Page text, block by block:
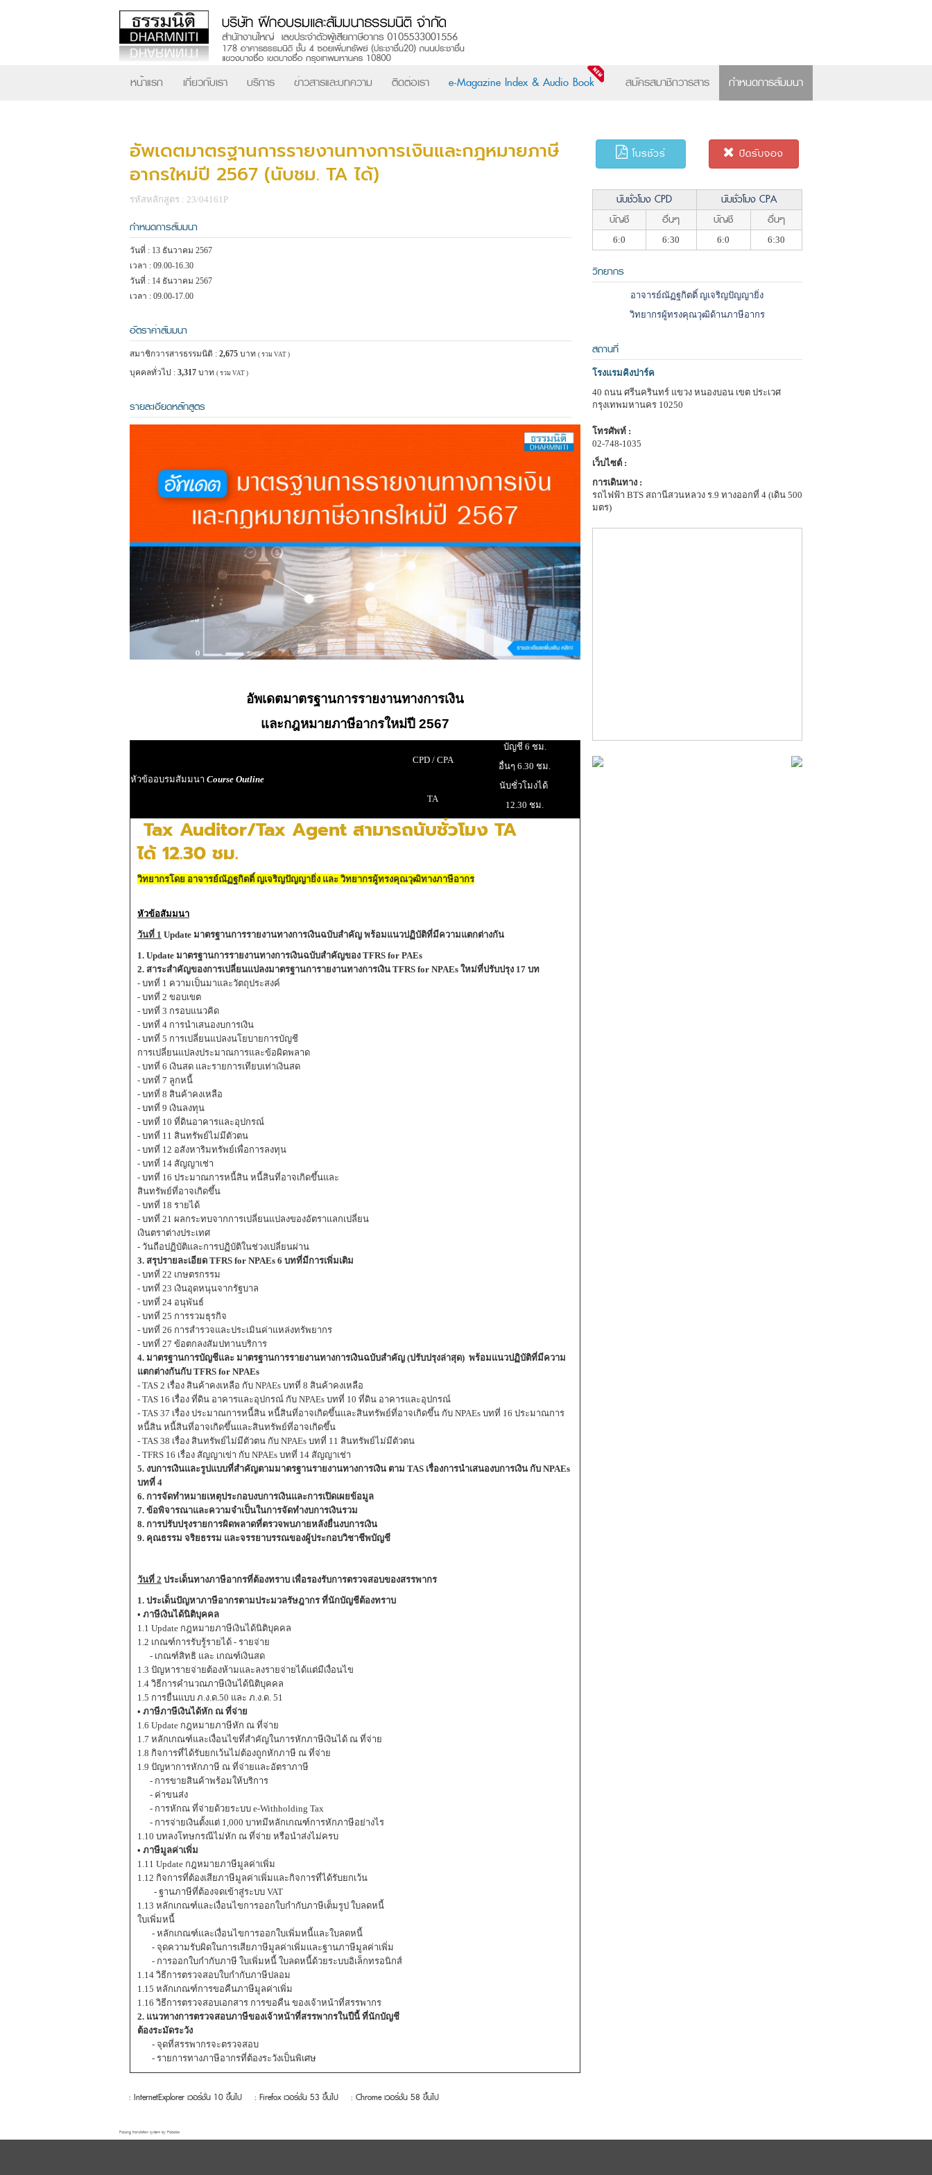
หน้าแรก เกี่ยวกับเรา บริการ ข่าวสารและบทความ ติดต่อเรา e-Magazine Index & Audio Book สมัครสมาชิกวารสาร กำหนดการสัมมนา
อัพเดตมาตรฐานการรายงานทางการเงินและกฎหมายภาษี
อากรใหม่ปี 2567 (นับชม. TA ได้)
รหัสหลักสูตร : 23/04161P
กำหนดการสัมมนา
วันที่ : 13 ธันวาคม 2567
เวลา : 09.00-16.30
วันที่ : 14 ธันวาคม 2567
เวลา : 09.00-17.00
อัตราค่าสัมมนา
สมาชิกวารสารธรรมนิติ : 2,675 บาท ( รวม VAT )
บุคคลทั่วไป : 3,317 บาท ( รวม VAT )
รายละเอียดหลักสูตร
อัพเดตมาตรฐานการรายงานทางการเงิน
และกฎหมายภาษีอากรใหม่ปี 2567
หัวข้ออบรมสัมมนา Course Outline
CPD / CPA
บัญชี 6 ชม.
อื่นๆ 6.30 ชม.
TA
นับชั่วโมงได้
12.30 ชม.
Tax Auditor/Tax Agent สามารถนับชั่วโมง TA
ได้ 12.30 ชม.
วิทยากรโดย อาจารย์ณัฏฐกิตติ์ ญเจริญปัญญายิ่ง และ วิทยากรผู้ทรงคุณวุฒิทางภาษีอากร
หัวข้อสัมมนา
วันที่ 1 Update มาตรฐานการรายงานทางการเงินฉบับสำคัญ พร้อมแนวปฏิบัติที่มีความแตกต่างกัน
1. Update มาตรฐานการรายงานทางการเงินฉบับสำคัญของ TFRS for PAEs
2. สาระสำคัญของการเปลี่ยนแปลงมาตรฐานการายงานทางการเงิน TFRS for NPAEs ใหม่ที่ปรับปรุง 17 บท
- บทที่ 1 ความเป็นมาและวัตถุประสงค์
- บทที่ 2 ขอบเขต
- บทที่ 3 กรอบแนวคิด
- บทที่ 4 การนำเสนองบการเงิน
- บทที่ 5 การเปลี่ยนแปลงนโยบายการบัญชี
การเปลี่ยนแปลงประมาณการและข้อผิดพลาด
- บทที่ 6 เงินสด และรายการเทียบเท่าเงินสด
- บทที่ 7 ลูกหนี้
- บทที่ 8 สินค้าคงเหลือ
- บทที่ 9 เงินลงทุน
- บทที่ 10 ที่ดินอาคารและอุปกรณ์
- บทที่ 11 สินทรัพย์ไม่มีตัวตน
- บทที่ 12 อสังหาริมทรัพย์เพื่อการลงทุน
- บทที่ 14 สัญญาเช่า
- บทที่ 16 ประมาณการหนี้สิน หนี้สินที่อาจเกิดขึ้นและ
สินทรัพย์ที่อาจเกิดขึ้น
- บทที่ 18 รายได้
- บทที่ 21 ผลกระทบจากการเปลี่ยนแปลงของอัตราแลกเปลี่ยน
เงินตราต่างประเทศ
- วันถือปฏิบัติและการปฏิบัติในช่วงเปลี่ยนผ่าน
3. สรุปรายละเอียด TFRS for NPAEs 6 บทที่มีการเพิ่มเติม
- บทที่ 22 เกษตรกรรม
- บทที่ 23 เงินอุดหนุนจากรัฐบาล
- บทที่ 24 อนุพันธ์
- บทที่ 25 การรวมธุรกิจ
- บทที่ 26 การสำรวจและประเมินค่าแหล่งทรัพยากร
- บทที่ 27 ข้อตกลงสัมปทานบริการ
4. มาตรฐานการบัญชีและ มาตรฐานการรายงานทางการเงินฉบับสำคัญ (ปรับปรุงล่าสุด) พร้อมแนวปฏิบัติที่มีความ
แตกต่างกันกับ TFRS for NPAEs
- TAS 2 เรื่อง สินค้าคงเหลือ กับ NPAEs บทที่ 8 สินค้าคงเหลือ
- TAS 16 เรื่อง ที่ดิน อาคารและอุปกรณ์ กับ NPAEs บทที่ 10 ที่ดิน อาคารและอุปกรณ์
- TAS 37 เรื่อง ประมาณการหนี้สิน หนี้สินที่อาจเกิดขึ้นและสินทรัพย์ที่อาจเกิดขึ้น กับ NPAEs บทที่ 16 ประมาณการ
หนี้สิน หนี้สินที่อาจเกิดขึ้นและสินทรัพย์ที่อาจเกิดขึ้น
- TAS 38 เรื่อง สินทรัพย์ไม่มีตัวตน กับ NPAEs บทที่ 11 สินทรัพย์ไม่มีตัวตน
- TFRS 16 เรื่อง สัญญาเข่า กับ NPAEs บทที่ 14 สัญญาเช่า
5. งบการเงินและรูปแบบที่สำคัญตามมาตรฐานรายงานทางการเงิน ตาม TAS เรื่องการนำเสนองบการเงิน กับ NPAEs
บทที่ 4
6. การจัดทำหมายเหตุประกอบงบการเงินและการเปิดเผยข้อมูล
7. ข้อพิจารณาและความจำเป็นในการจัดทำงบการเงินรวม
8. การปรับปรุงรายการผิดพลาดที่ตรวจพบภายหลังยื่นงบการเงิน
9. คุณธรรม จริยธรรม และจรรยาบรรณของผู้ประกอบวิชาชีพบัญชี
วันที่ 2 ประเด็นทางภาษีอากรที่ต้องทราบ เพื่อรองรับการตรวจสอบของสรรพากร
1. ประเด็นปัญหาภาษีอากรตามประมวลรัษฎากร ที่นักบัญชีต้องทราบ
• ภาษีเงินได้นิติบุคคล
1.1 Update กฎหมายภาษีเงินได้นิติบุคคล
1.2 เกณฑ์การรับรู้รายได้ - รายจ่าย
- เกณฑ์สิทธิ และ เกณฑ์เงินสด
1.3 ปัญหารายจ่ายต้องห้ามและลงรายจ่ายได้แต่มีเงื่อนไข
1.4 วิธีการคำนวณภาษีเงินได้นิติบุคคล
1.5 การยื่นแบบ ภ.ง.ด.50 และ ภ.ง.ด. 51
• ภาษีภาษีเงินได้หัก ณ ที่จ่าย
1.6 Update กฎหมายภาษีหัก ณ ที่จ่าย
1.7 หลักเกณฑ์และเงื่อนไขที่สำคัญในการหักภาษีเงินได้ ณ ที่จ่าย
1.8 กิจการที่ได้รับยกเว้นไม่ต้องถูกหักภาษี ณ ที่จ่าย
1.9 ปัญหาการหักภาษี ณ ที่จ่ายและอัตราภาษี
- การขายสินค้าพร้อมให้บริการ
- ค่าขนส่ง
- การหักณ ที่จ่ายด้วยระบบ e-Withholding Tax
- การจ่ายเงินตั้งแต่ 1,000 บาทมีหลักเกณฑ์การหักภาษีอย่างไร
1.10 บทลงโทษกรณีไม่หัก ณ ที่จ่าย หรือนำส่งไม่ครบ
• ภาษีมูลค่าเพิ่ม
1.11 Update กฎหมายภาษีมูลค่าเพิ่ม
1.12 กิจการที่ต้องเสียภาษีมูลค่าเพิ่มและกิจการที่ได้รับยกเว้น
- ฐานภาษีที่ต้องจดเข้าสู่ระบบ VAT
1.13 หลักเกณฑ์และเงื่อนไขการออกใบกำกับภาษีเต็มรูป ใบลดหนี้
ใบเพิ่มหนี้
- หลักเกณฑ์และเงื่อนไขการออกใบเพิ่มหนี้และใบลดหนี้
- จุดความรับผิดในการเสียภาษีมูลค่าเพิ่มและฐานภาษีมูลค่าเพิ่ม
- การออกใบกำกับภาษี ใบเพิ่มหนี้ ใบลดหนี้ด้วยระบบอิเล็กทรอนิกส์
1.14 วิธีการตรวจสอบใบกำกับภาษีปลอม
1.15 หลักเกณฑ์การขอคืนภาษีมูลค่าเพิ่ม
1.16 วิธีการตรวจสอบเอกสาร การขอคืน ของเจ้าหน้าที่สรรพากร
2. แนวทางการตรวจสอบภาษีของเจ้าหน้าที่สรรพากรในปีนี้ ที่นักบัญชี
ต้องระมัดระวัง
- จุดที่สรรพากรจะตรวจสอบ
- รายการทางภาษีอากรที่ต้องระวังเป็นพิเศษ
โบรชัวร์ ปิดรับจอง
นับชั่วโมง CPD
นับชั่วโมง CPA
บัญชี
อื่นๆ บัญชี อื่นๆ
6:0 6:30 6:0 6:30
วิทยากร
อาจารย์ณัฏฐกิตติ์ ญเจริญปัญญายิ่ง
วิทยากรผู้ทรงคุณวุฒิด้านภาษีอากร
สถานที่
โรงแรมคิงปาร์ค
40 ถนน ศรีนครินทร์ แขวง หนองบอน เขต ประเวศ
กรุงเทพมหานคร 10250
โทรศัพท์ :
02-748-1035
เว็บไซต์ :
การเดินทาง :
รถไฟฟ้า BTS สถานีสวนหลวง ร.9 ทางออกที่ 4 (เดิน 500
มตร)
: InternetExplorer เวอร์ชั่น 10 ขึ้นไป : Firefox เวอร์ชั่น 53 ขึ้นไป : Chrome เวอร์ชั่น 58 ขึ้นไป
FaLang translation system by Faboba